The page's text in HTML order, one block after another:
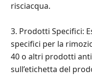
risciacqua.
3. Prodotti Specifici:
specifici per la
40 o altri prodotti
sull’etichetta del